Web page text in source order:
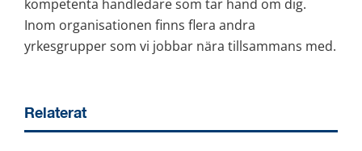
kompetenta handledare som tar hand om dig.
Inom organisationen finns flera andra
yrkesgrupper som vi jobbar nära tillsammans med.
Relaterat